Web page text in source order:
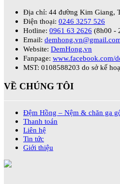
Địa chỉ: 44 đường Kim Giang,
Điện thoại: 0246 3257 526
Hotline: 0961 63 2626 (8h00 -
Email:
Website: DemHong.vn
Fanpage: www.facebook.com/
MST: 0108588203 do sở kế
VỀ CHÚNG TÔI
Đệm Hồng – Nệm & chăn ga
Thanh toán
Liên hệ
Tin tức
Giới thiệu